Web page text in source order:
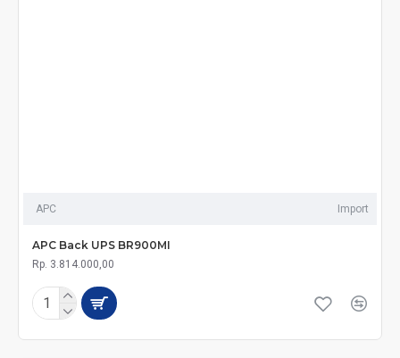
APC Import
APC Back UPS BR900MI
Rp. 3.814.000,00